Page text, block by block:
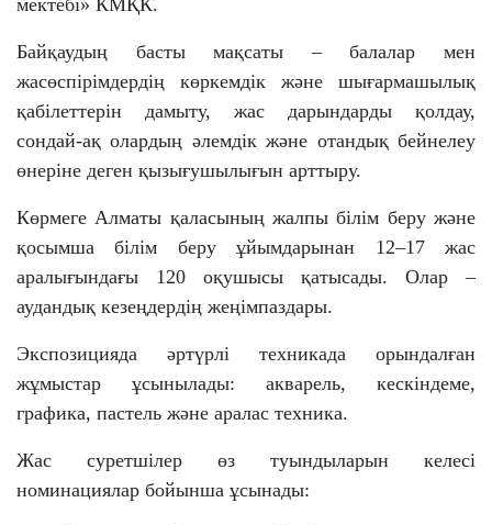
мектебі» КМҚК.
Байқаудың басты мақсаты – балалар мен
жасөспірімдердің көркемдік және шығармашылық
қабілеттерін дамыту, жас дарындарды қолдау,
сондай-ақ олардың әлемдік және отандық бейнелеу
өнеріне деген қызығушылығын арттыру.
Көрмеге Алматы қаласының жалпы білім беру және
қосымша білім беру ұйымдарынан 12–17 жас
аралығындағы 120 оқушысы қатысады. Олар –
аудандық кезеңдердің жеңімпаздары.
Экспозицияда әртүрлі техникада орындалған
жұмыстар ұсынылады: акварель, кескіндеме,
графика, пастель және аралас техника.
Жас суретшілер өз туындыларын келесі
номинациялар бойынша ұсынады: